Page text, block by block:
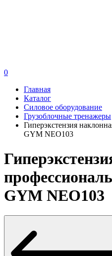
0
Главная
Каталог
Силовое оборудование
Грузоблочные тренажеры
Гиперэкстензия
GYM NEO103
GYM NEO103